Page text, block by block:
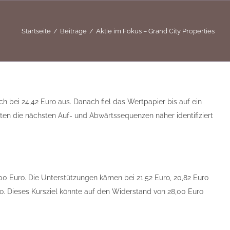
Startseite Beiträge Aktie im Fokus – Grand City Properties
bei 24,42 Euro aus. Danach fiel das Wertpapier bis auf ein
die nächsten Auf- und Abwärtssequenzen näher identifiziert
Euro. Die Unterstützungen kämen bei 21,52 Euro, 20,82 Euro
Dieses Kursziel könnte auf den Widerstand von 28,00 Euro